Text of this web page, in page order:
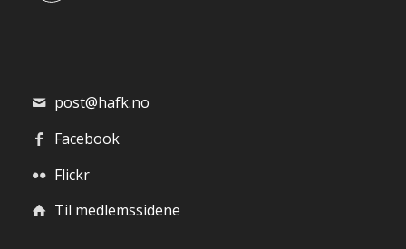
post@hafk.no
Facebook
Flickr
Til medlemssidene